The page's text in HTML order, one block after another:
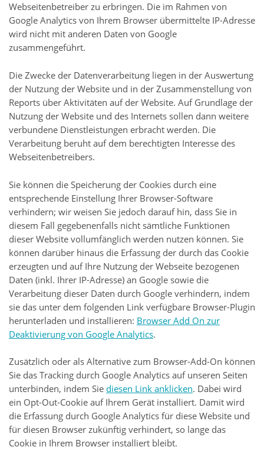
Webseitenbetreiber zu erbringen. Die im Rahmen von
Google Analytics von Ihrem Browser übermittelte IP-Adresse
wird nicht mit anderen Daten von Google
zusammengeführt.
Die Zwecke der Datenverarbeitung liegen in der Auswertung
der Nutzung der Website und in der Zusammenstellung von
Reports über Aktivitäten auf der Website. Auf Grundlage der
Nutzung der Website und des Internets sollen dann weitere
verbundene Dienstleistungen erbracht werden. Die
Verarbeitung beruht auf dem berechtigten Interesse des
Webseitenbetreibers.
Sie können die Speicherung der Cookies durch eine
entsprechende Einstellung Ihrer Browser-Software
verhindern; wir weisen Sie jedoch darauf hin, dass Sie in
diesem Fall gegebenenfalls nicht sämtliche Funktionen
dieser Website vollumfänglich werden nutzen können. Sie
können darüber hinaus die Erfassung der durch das Cookie
erzeugten und auf Ihre Nutzung der Webseite bezogenen
Daten (inkl. Ihrer IP-Adresse) an Google sowie die
Verarbeitung dieser Daten durch Google verhindern, indem
sie das unter dem folgenden Link verfügbare Browser-Plugin
herunterladen und installieren: Browser Add On zur
Deaktivierung von Google Analytics.
Zusätzlich oder als Alternative zum Browser-Add-On können
Sie das Tracking durch Google Analytics auf unseren Seiten
unterbinden, indem Sie diesen Link anklicken. Dabei wird
ein Opt-Out-Cookie auf Ihrem Gerät installiert. Damit wird
die Erfassung durch Google Analytics für diese Website und
für diesen Browser zukünftig verhindert, so lange das
Cookie in Ihrem Browser installiert bleibt.